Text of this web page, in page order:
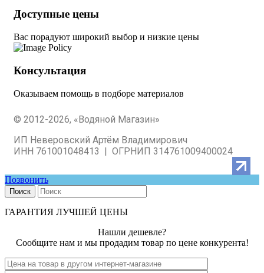
Доступные цены
Вас порадуют широкий выбор и низкие цены
Консультация
Оказываем помощь в подборе материалов
© 2012-2026, «Водяной Магазин»
ИП Неверовский Артём Владимирович
ИНН 761001048413 | ОГРНИП 314761009400024
Позвонить
Поиск
ГАРАНТИЯ ЛУЧШЕЙ ЦЕНЫ
Нашли дешевле?
Сообщите нам и мы продадим товар по цене конкурента!